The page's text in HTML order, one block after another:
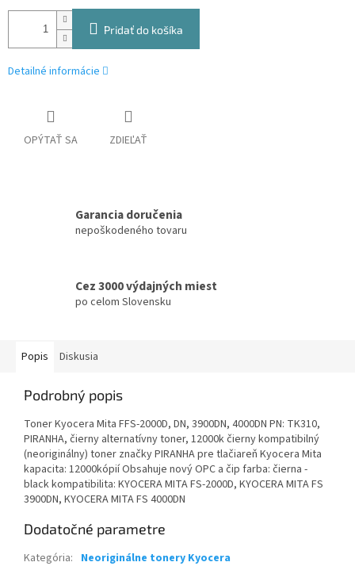
Pridať do košíka
Detailné informácie
OPÝTAŤ SA ZDIEĽAŤ
Garancia doručenia
nepoškodeného tovaru
Cez 3000 výdajných miest
po celom Slovensku
Popis Diskusia
Podrobný popis
Toner Kyocera Mita FFS-2000D, DN, 3900DN, 4000DN PN: TK310,
PIRANHA, čierny alternatívny toner, 12000k čierny kompatibilný
(neoriginálny) toner značky PIRANHA pre tlačiareň Kyocera Mita
kapacita: 12000kópií Obsahuje nový OPC a čip farba: čierna -
black kompatibilita: KYOCERA MITA FS-2000D, KYOCERA MITA FS
3900DN, KYOCERA MITA FS 4000DN
Dodatočné parametre
Kategória: Neoriginálne tonery Kyocera